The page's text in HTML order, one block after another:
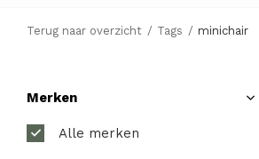
Terug naar overzicht Tags minichair
Merken
Alle merken